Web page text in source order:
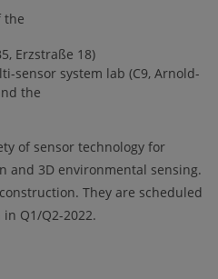
the
Erzstraße 18)
sensor system lab (C9, Arnold-
the
of sensor technology for
3D environmental sensing.
They are scheduled
Q1/Q2-2022.